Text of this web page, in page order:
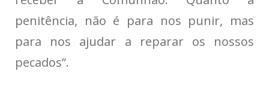
penitência, não é para nos punir, mas
para nos ajudar a reparar os nossos
pecados”.